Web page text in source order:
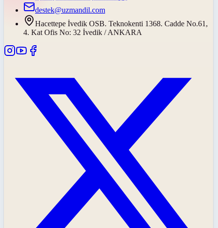
destek@uzmandil.com
Hacettepe İvedik OSB. Teknokenti 1368. Cadde No.61,
4. Kat Ofis No: 32 İvedik / ANKARA